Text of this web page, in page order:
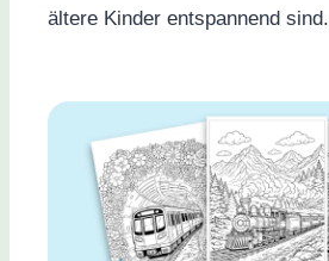
ältere Kinder entspannend sind.